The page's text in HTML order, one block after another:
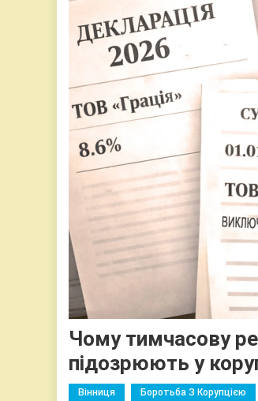
Чому тимчасову
підозрюють у
Вінниця Боротьба З Корупцією